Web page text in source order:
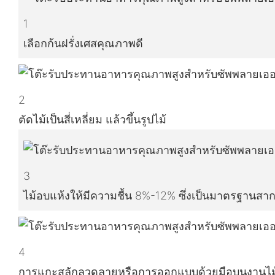
1
เลือกก้นฝรั่งเศสคุณภาพดี
2
ตัดไม้เป็นสี่เหลี่ยม แล้วขึ้นรูปไม้
3
ไม้อบแห้งให้มีความชื้น 8%-12% ซึ่งเป็นมาตรฐานสา
4
การแกะสลักลวดลายหรือการออกแบบด้วยมือบนงานไ